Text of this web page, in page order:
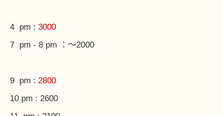
4 pm : 3000
7 pm - 8 pm ：～2000
9 pm : 2800
10 pm : 2600